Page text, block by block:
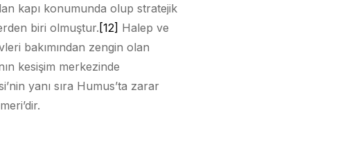
kapı konumunda olup stratejik
biri olmuştur. [12] Halep ve
bakımından zengin olan
kesişim merkezinde
yanı sıra Humus’ta zarar